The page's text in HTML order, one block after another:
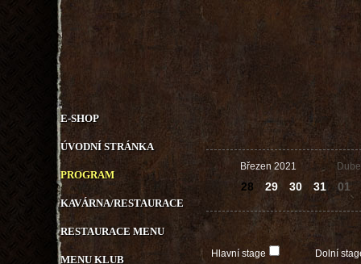
E-SHOP
ÚVODNÍ STRÁNKA
PROGRAM
KAVÁRNA/RESTAURACE
RESTAURACE MENU
MENU KLUB
Březen 2021
28 29 30 31 01
Hlavní stage Dolní